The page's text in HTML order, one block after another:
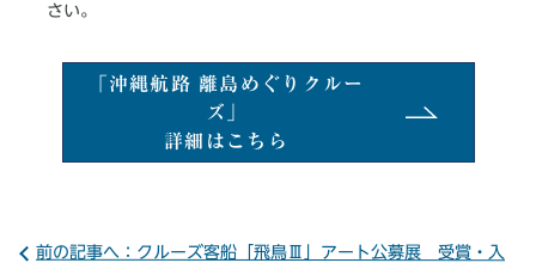
さい。
「沖縄航路 離島めぐりクルー
ズ」
詳細はこちら
前の記事へ：クルーズ客船「飛鳥Ⅲ」アート公募展 受賞・入